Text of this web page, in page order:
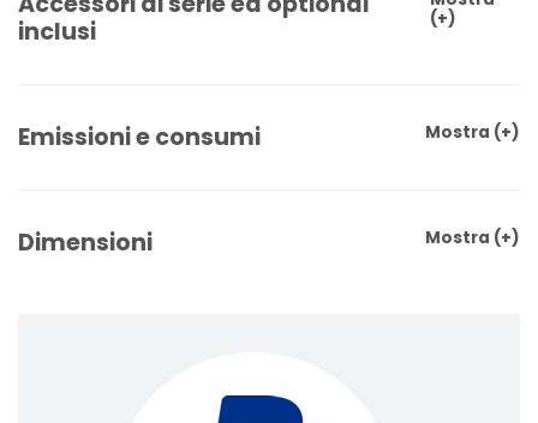
inclusi
(+)
Emissioni e consumi Mostra (+)
Dimensioni Mostra (+)